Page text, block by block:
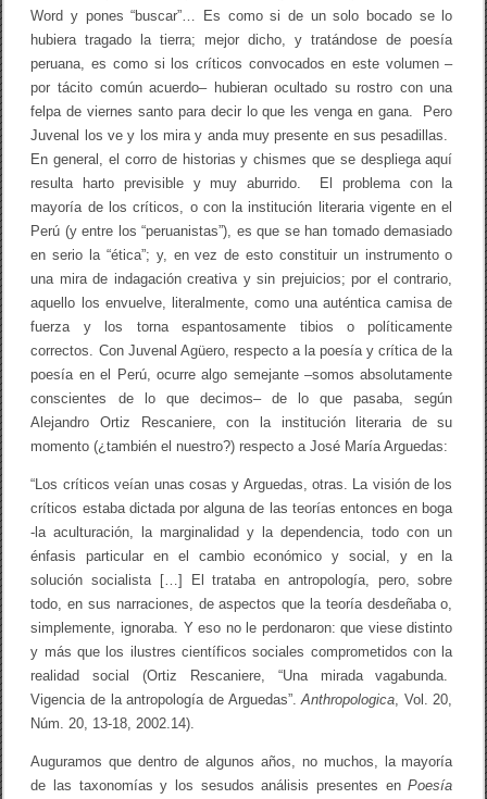
Word y pones “buscar”… Es como si de un solo bocado se lo
hubiera tragado la tierra; mejor dicho, y tratándose de poesía
peruana, es como si los críticos convocados en este volumen –
por tácito común acuerdo– hubieran ocultado su rostro con una
felpa de viernes santo para decir lo que les venga en gana. Pero
Juvenal los ve y los mira y anda muy presente en sus pesadillas.
En general, el corro de historias y chismes que se despliega aquí
resulta harto previsible y muy aburrido. El problema con la
mayoría de los críticos, o con la institución literaria vigente en el
Perú (y entre los “peruanistas”), es que se han tomado demasiado
en serio la “ética”; y, en vez de esto constituir un instrumento o
una mira de indagación creativa y sin prejuicios; por el contrario,
aquello los envuelve, literalmente, como una auténtica camisa de
fuerza y los torna espantosamente tibios o políticamente
correctos. Con Juvenal Agüero, respecto a la poesía y crítica de la
poesía en el Perú, ocurre algo semejante –somos absolutamente
conscientes de lo que decimos– de lo que pasaba, según
Alejandro Ortiz Rescaniere, con la institución literaria de su
momento (¿también el nuestro?) respecto a José María Arguedas:
“Los críticos veían unas cosas y Arguedas, otras. La visión de los
críticos estaba dictada por alguna de las teorías entonces en boga
-la aculturación, la marginalidad y la dependencia, todo con un
énfasis particular en el cambio económico y social, y en la
solución socialista […] El trataba en antropología, pero, sobre
todo, en sus narraciones, de aspectos que la teoría desdeñaba o,
simplemente, ignoraba. Y eso no le perdonaron: que viese distinto
y más que los ilustres científicos sociales comprometidos con la
realidad social (Ortiz Rescaniere, “Una mirada vagabunda.
Vigencia de la antropología de Arguedas”.Anthropologica , Vol. 20,
Núm. 20, 13-18, 2002.14).
Auguramos que dentro de algunos años, no muchos, la mayoría
de las taxonomías y los sesudos análisis presentes enPoesía